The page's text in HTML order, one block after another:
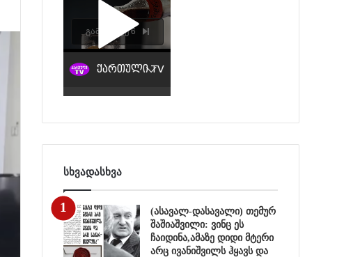
სხვადასხვა
(ასავალ-დასავალი) თემურ
შაშიაშვილი: ვინც ეს
ჩაიდინა,ამაზე დიდი მტერი
არც ივანიშვილს ჰყავს და